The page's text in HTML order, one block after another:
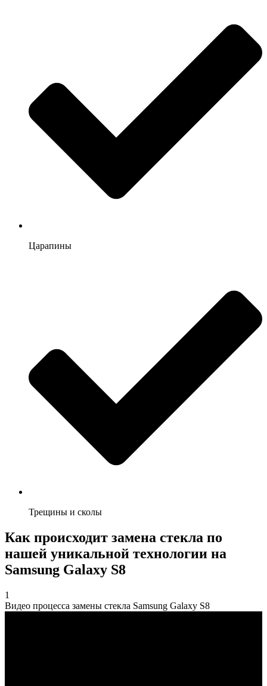
Царапины
Трещины и сколы
Как происходит замена стекла по
нашей уникальной технологии на
Samsung Galaxy S8
1
Видео процесса замены стекла Samsung Galaxy S8